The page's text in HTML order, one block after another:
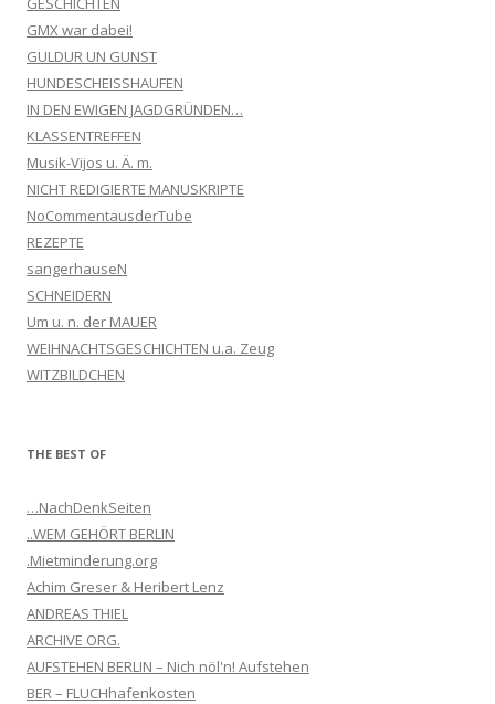
GMX war dabei!
GULDUR UN GUNST
HUNDESCHEISSHAUFEN
IN DEN EWIGEN JAGDGRÜNDEN…
KLASSENTREFFEN
Musik-Vijos u. Ä. m.
NICHT REDIGIERTE MANUSKRIPTE
NoCommentausderTube
REZEPTE
sangerhauseN
SCHNEIDERN
Um u. n. der MAUER
WEIHNACHTSGESCHICHTEN u.a. Zeug
WITZBILDCHEN
THE BEST OF
…NachDenkSeiten
..WEM GEHÖRT BERLIN
.Mietminderung.org
Achim Greser & Heribert Lenz
ANDREAS THIEL
ARCHIVE ORG.
AUFSTEHEN BERLIN – Nich nöl'n! Aufstehen
BER – FLUCHhafenkosten